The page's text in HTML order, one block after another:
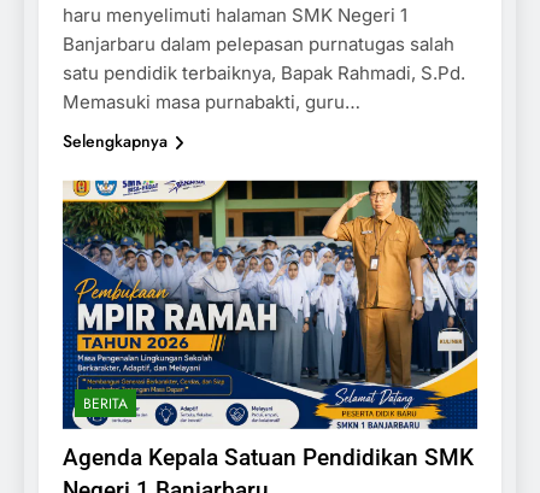
haru menyelimuti halaman SMK Negeri 1
Banjarbaru dalam pelepasan purnatugas salah
satu pendidik terbaiknya, Bapak Rahmadi, S.Pd.
Memasuki masa purnabakti, guru…
Selengkapnya
BERITA
Agenda Kepala Satuan Pendidikan SMK